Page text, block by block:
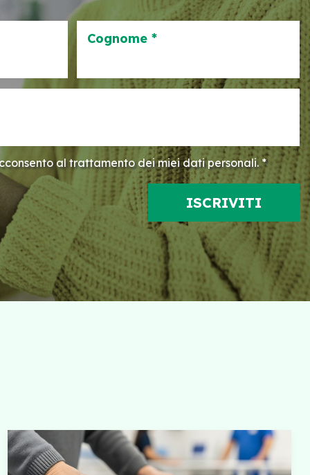
Cognome *
al trattamento dei miei dati personali. *